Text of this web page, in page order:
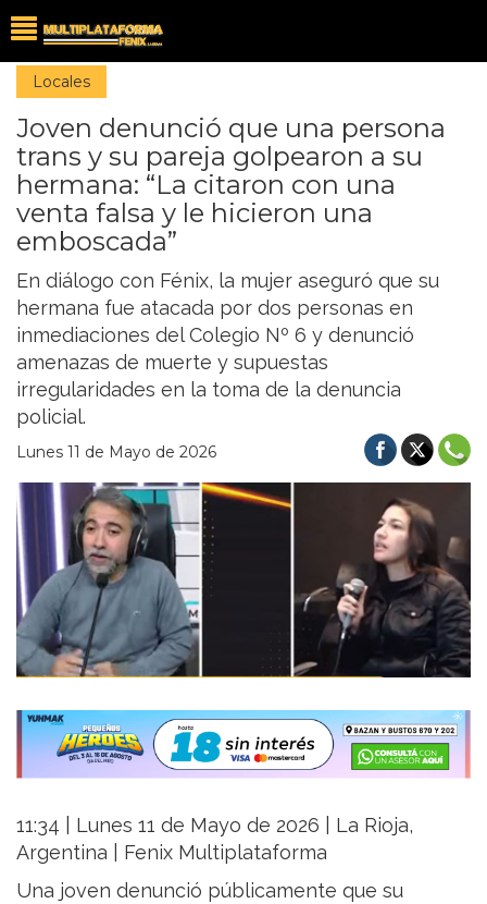
Locales
Joven denunció que una persona
trans y su pareja golpearon a su
hermana: “La citaron con una
venta falsa y le hicieron una
emboscada”
En diálogo con Fénix, la mujer aseguró que su
hermana fue atacada por dos personas en
inmediaciones del Colegio Nº 6 y denunció
amenazas de muerte y supuestas
irregularidades en la toma de la denuncia
policial.
Lunes 11 de Mayo de 2026
11:34 | Lunes 11 de Mayo de 2026 | La Rioja,
Argentina | Fenix Multiplataforma
Una joven denunció públicamente que su